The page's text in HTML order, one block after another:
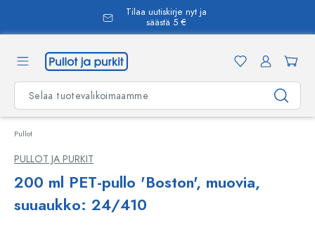
Tilaa uutiskirje nyt ja
säästä 5 €
Pullot
PULLOT JA PURKIT
200 ml PET-pullo 'Boston', muovia,
suuaukko: 24/410